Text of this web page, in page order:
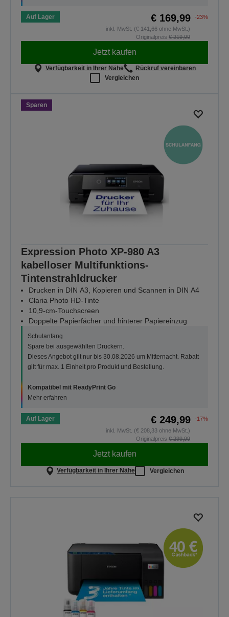
Auf Lager € 169,99
-23%
inkl. MwSt. (€ 141,66 ohne MwSt.)
Originalpreis € 219,99
Jetzt kaufen
Verfügbarkeit in Ihrer Nähe
Rückruf vereinbaren
Vergleichen
Sparen
Expression Photo XP-980 A3
kabelloser Multifunktions-
Tintenstrahldrucker
Drucken in DIN A3, Kopieren und Scannen in DIN A4
Claria Photo HD-Tinte
10,9-cm-Touchscreen
Doppelte Papierfächer und hinterer Papiereinzug
Schulanfang
Spare bei ausgewählten Druckern.
Dieses Angebot gilt nur bis 30.08.2026 um Mitternacht. Rabatt
gilt für max. 1 Einheit pro Produkt und Bestellung.
Kompatibel mit ReadyPrint Go
Mehr erfahren
Auf Lager € 249,99
-17%
inkl. MwSt. (€ 208,33 ohne MwSt.)
Originalpreis € 299,99
Jetzt kaufen
Verfügbarkeit in Ihrer Nähe Vergleichen